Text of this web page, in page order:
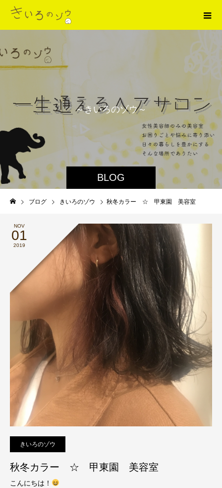
BLOG
～きいろのゾウ～
ブログ きいろのゾウ 秋冬カラー ☆ 甲東園 美容室
NOV
01
2019
きいろのゾウ
秋冬カラー ☆ 甲東園 美容室
こんにちは！